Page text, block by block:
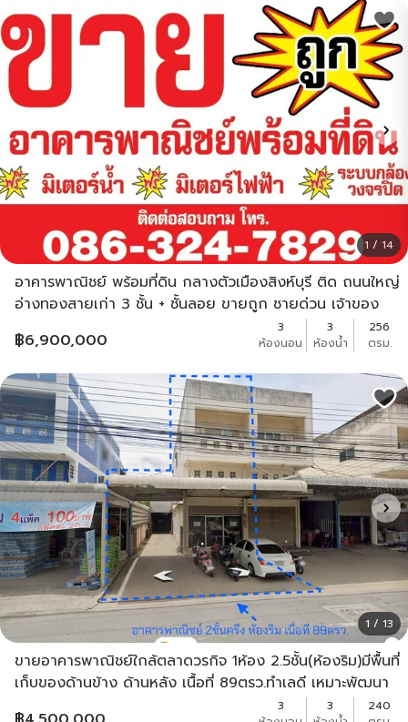
1 / 14
อาคารพาณิชย์ พร้อมที่ดิน กลางตัวเมืองสิงห์บุรี ติด ถนนใหญ่
อ่างทองสายเก่า 3 ชั้น + ชั้นลอย ขายถูก ชายด่วน เจ้าของ
฿6,900,000
3
ห้องนอน
3
ห้องน้ำ
256
ตรม.
1 / 13
ขายอาคารพาณิชย์ใกล้ตลาดวรกิจ 1ห้อง 2.5ชั้น(ห้องริม)มีพื้นที่
เก็บของด้านข้าง ด้านหลัง เนื้อที่ 89ตรว.ทำเลดี เหมาะพัฒนา
3
3
240